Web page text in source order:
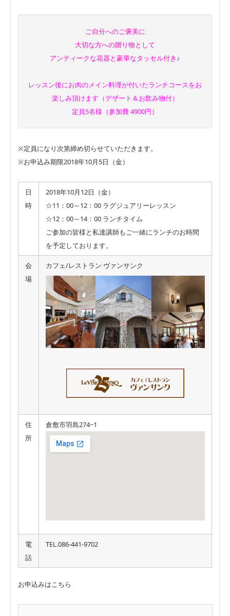
ご自分へのご褒美に
大切な方への贈り物として
アンティークな花器と豪華なタッセル付き♪
レッスン後にお肉のメイン料理が付いたランチコースをお
楽しみ頂けます（デザート＆お飲み物付）
定員5名様（参加費 4900円）
※定員になり次第締め切らせていただきます。
※お申込み期限2018年10月5日（金）
日
時
2018年10月12日（金）
☆11：00～12：00 ラグジュアリーレッスン
☆12：00～14：00 ランチタイム
ご参加の皆様と私達講師もご一緒にランチのお時間
を予定しております。
会
場
カフェ/レストラン ヴァンサンク
住
所
倉敷市羽島274‒1
電
話
TEL.086-441-9702
お申込みはこちら